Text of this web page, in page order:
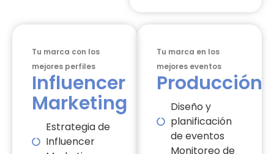
Tu marca con los
mejores perfiles
Influencer
Marketing
Estrategia de
Influencer
Tu marca en los
mejores eventos
Producción
Diseño y
planificación
de eventos
Monitoreo de